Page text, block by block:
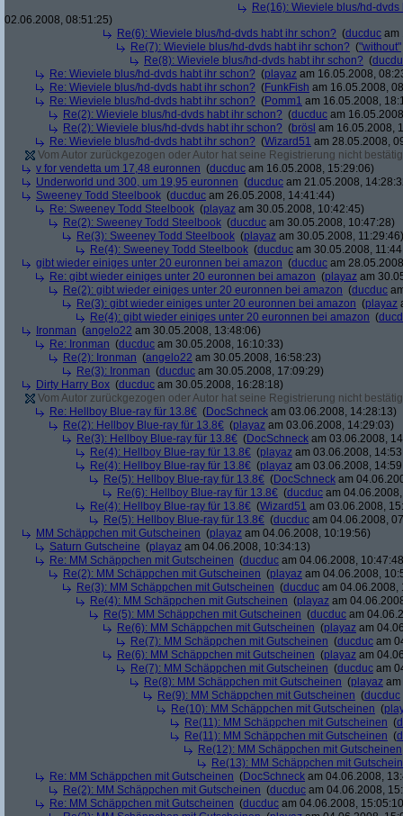
Re(16): Wieviele blus/hd-
02.06.2008, 08:51:25)
Re(6): Wieviele blus/hd-dvds habt ihr schon? (ducduc am
Re(7): Wieviele blus/hd-dvds habt ihr schon? ("without"
Re(8): Wieviele blus/hd-dvds habt ihr schon? (
Re: Wieviele blus/hd-dvds habt ihr schon? (playaz am 16.05.2008,
Re: Wieviele blus/hd-dvds habt ihr schon? (FunkFish am 16.05.2008,
Re: Wieviele blus/hd-dvds habt ihr schon? (Pomm1 am 16.05.2008,
Re(2): Wieviele blus/hd-dvds habt ihr schon? (ducduc am
Re(2): Wieviele blus/hd-dvds habt ihr schon? (brösl am 16.05.2008,
Re: Wieviele blus/hd-dvds habt ihr schon? (Wizard51 am 28.05.2008,
Vom Autor zurückgezogen oder Autor hat seine Registrierung nicht
v for vendetta um 17,48 euronnen (ducduc am 16.05.2008, 15:29:06)
Underworld und 300, um 19,95 euronnen (ducduc am 21.05.2008,
Sweeney Todd Steelbook (ducduc am 26.05.2008, 14:41:44)
Re: Sweeney Todd Steelbook (playaz am 30.05.2008, 10:42:45)
Re(2): Sweeney Todd Steelbook (ducduc am 30.05.2008, 10:47:28)
Re(3): Sweeney Todd Steelbook (playaz am 30.05.2008, 11:29:46)
Re(4): Sweeney Todd Steelbook (ducduc am 30.05.2008,
gibt wieder einiges unter 20 euronnen bei amazon (ducduc am
Re: gibt wieder einiges unter 20 euronnen bei amazon (playaz am
Re(2): gibt wieder einiges unter 20 euronnen bei amazon (ducduc
Re(3): gibt wieder einiges unter 20 euronnen bei amazon (playaz
Re(4): gibt wieder einiges unter 20 euronnen bei amazon (
Ironman (angelo22 am 30.05.2008, 13:48:06)
Re: Ironman (ducduc am 30.05.2008, 16:10:33)
Re(2): Ironman (angelo22 am 30.05.2008, 16:58:23)
Re(3): Ironman (ducduc am 30.05.2008, 17:09:29)
Dirty Harry Box (ducduc am 30.05.2008, 16:28:18)
Vom Autor zurückgezogen oder Autor hat seine Registrierung nicht
Re: Hellboy Blue-ray für 13.8€ (DocSchneck am 03.06.2008, 14:28:13)
Re(2): Hellboy Blue-ray für 13.8€ (playaz am 03.06.2008, 14:29:03)
Re(3): Hellboy Blue-ray für 13.8€ (DocSchneck am 03.06.2008,
Re(4): Hellboy Blue-ray für 13.8€ (playaz am 03.06.2008,
Re(4): Hellboy Blue-ray für 13.8€ (playaz am 03.06.2008,
Re(5): Hellboy Blue-ray für 13.8€ (DocSchneck am
Re(6): Hellboy Blue-ray für 13.8€ (ducduc am
Re(4): Hellboy Blue-ray für 13.8€ (Wizard51 am 03.06.2008,
Re(5): Hellboy Blue-ray für 13.8€ (ducduc am 04.06.2008,
MM Schäppchen mit Gutscheinen (playaz am 04.06.2008, 10:19:56)
Saturn Gutscheine (playaz am 04.06.2008, 10:34:13)
Re: MM Schäppchen mit Gutscheinen (ducduc am 04.06.2008,
Re(2): MM Schäppchen mit Gutscheinen (playaz am 04.06.2008,
Re(3): MM Schäppchen mit Gutscheinen (ducduc am 04.06.2008,
Re(4): MM Schäppchen mit Gutscheinen (playaz am
Re(5): MM Schäppchen mit Gutscheinen (ducduc am
Re(6): MM Schäppchen mit Gutscheinen (playaz am
Re(7): MM Schäppchen mit Gutscheinen (ducduc am
Re(6): MM Schäppchen mit Gutscheinen (playaz am
Re(7): MM Schäppchen mit Gutscheinen (ducduc am
Re(8): MM Schäppchen mit Gutscheinen (playaz
Re(9): MM Schäppchen mit Gutscheinen (ducduc
Re(10): MM Schäppchen mit Gutscheinen (
Re(11): MM Schäppchen mit Gutscheinen (
Re(11): MM Schäppchen mit Gutscheinen (
Re(12): MM Schäppchen mit Gutscheinen
Re(13): MM Schäppchen mit
Re: MM Schäppchen mit Gutscheinen (DocSchneck am 04.06.2008,
Re(2): MM Schäppchen mit Gutscheinen (ducduc am 04.06.2008,
Re: MM Schäppchen mit Gutscheinen (ducduc am 04.06.2008,